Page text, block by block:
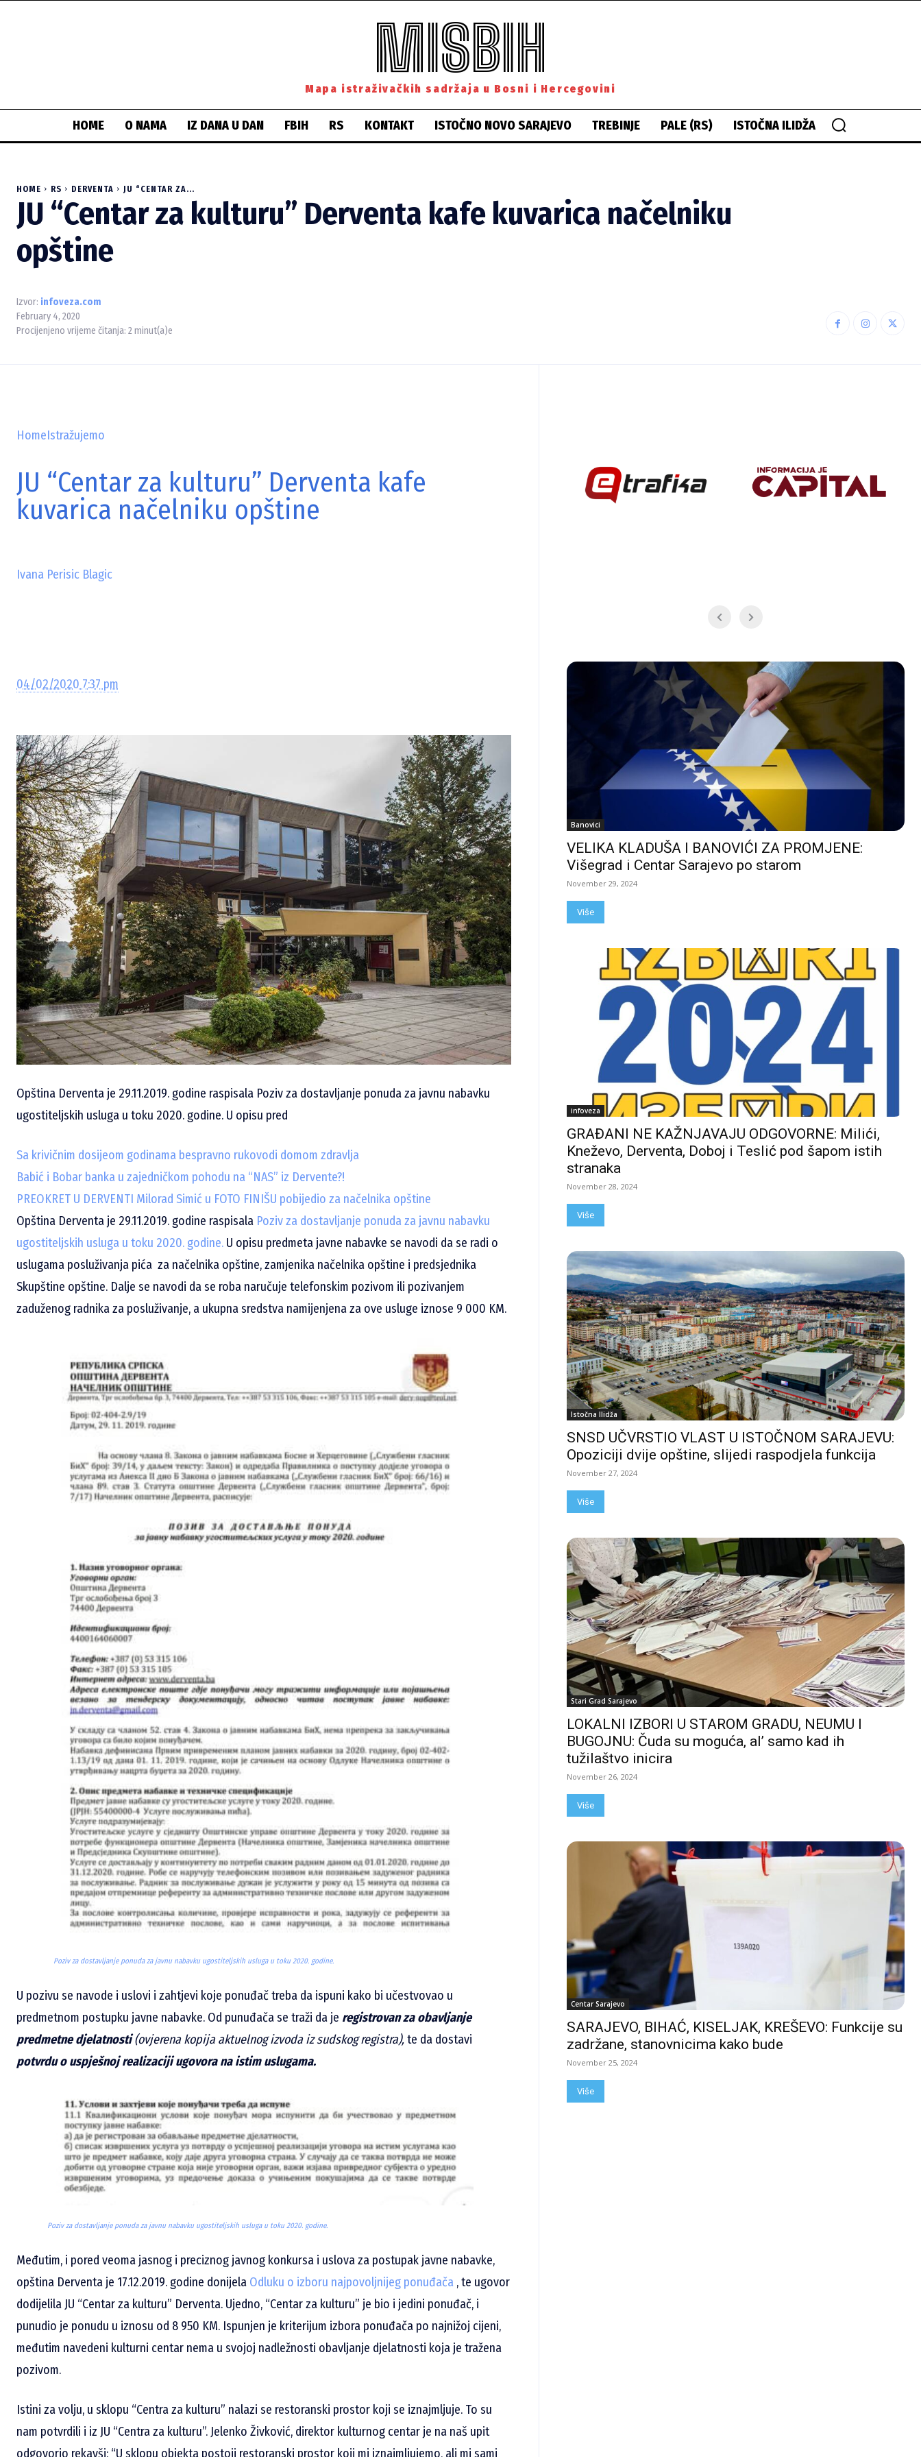
MISBIH
Mapa istraživačkih sadržaja u Bosni i Hercegovini
HOME O NAMA IZ DANA U DAN FBIH RS KONTAKT ISTOČNO NOVO SARAJEVO TREBINJE PALE (RS) ISTOČNA ILIDŽA
HOME RS DERVENTA JU “CENTAR ZA...
JU “Centar za kulturu” Derventa kafe kuvarica načelniku
opštine
Izvor: infoveza.com
February 4, 2020
Procijenjeno vrijeme čitanja: 2 minut(a)e
HomeIstražujemo
JU “Centar za kulturu” Derventa kafe
kuvarica načelniku opštine
Ivana Perisic Blagic
04/02/2020 7:37 pm
Opština Derventa je 29.11.2019. godine raspisala Poziv za dostavljanje ponuda za javnu nabavku
ugostiteljskih usluga u toku 2020. godine. U opisu pred
Sa krivičnim dosijeom godinama bespravno rukovodi domom zdravlja
Babić i Bobar banka u zajedničkom pohodu na “NAS” iz Dervente?!
PREOKRET U DERVENTI Milorad Simić u FOTO FINIŠU pobijedio za načelnika opštine
Opština Derventa je 29.11.2019. godine raspisala Poziv za dostavljanje ponuda za javnu nabavku
ugostiteljskih usluga u toku 2020. godine. U opisu predmeta javne nabavke se navodi da se radi o
uslugama posluživanja pića za načelnika opštine, zamjenika načelnika opštine i predsjednika
Skupštine opštine. Dalje se navodi da se roba naručuje telefonskim pozivom ili pozivanjem
zaduženog radnika za posluživanje, a ukupna sredstva namijenjena za ove usluge iznose 9 000 KM.
Poziv za dostavljanje ponuda za javnu nabavku ugostiteljskih usluga u toku 2020. godine.
U pozivu se navode i uslovi i zahtjevi koje ponuđač treba da ispuni kako bi učestvovao u
predmetnom postupku javne nabavke. Od punuđača se traži da je registrovan za obavljanje
predmetne djelatnosti(ovjerena kopija aktuelnog izvoda iz sudskog registra),te da dostavi
potvrdu o uspješnoj realizaciji ugovora na istim uslugama.
Poziv za dostavljanje ponuda za javnu nabavku ugostiteljskih usluga u toku 2020. godine.
Međutim, i pored veoma jasnog i preciznog javnog konkursa i uslova za postupak javne nabavke,
opština Derventa je 17.12.2019. godine donijela Odluku o izboru najpovoljnijeg ponuđača , te ugovor
dodijelila JU “Centar za kulturu” Derventa. Ujedno, “Centar za kulturu” je bio i jedini ponuđač, i
punudio je ponudu u iznosu od 8 950 KM. Ispunjen je kriterijum izbora ponuđača po najnižoj cijeni,
međutim navedeni kulturni centar nema u svojoj nadležnosti obavljanje djelatnosti koja je tražena
pozivom.
Istini za volju, u sklopu “Centra za kulturu” nalazi se restoranski prostor koji se iznajmljuje. To su
nam potvrdili i iz JU “Centra za kulturu”. Jelenko Živković, direktor kulturnog centar je na naš upit
odgovorio rekavši: “U sklopu objekta postoji restoranski prostor koji mi iznajmljujemo, ali mi sami
Banovici
VELIKA KLADUŠA I BANOVIĆI ZA PROMJENE:
Višegrad i Centar Sarajevo po starom
November 29, 2024
Više
infoveza
GRAĐANI NE KAŽNJAVAJU ODGOVORNE: Milići,
Kneževo, Derventa, Doboj i Teslić pod šapom istih
stranaka
November 28, 2024
Više
Istočna Ilidža
SNSD UČVRSTIO VLAST U ISTOČNOM SARAJEVU:
Opoziciji dvije opštine, slijedi raspodjela funkcija
November 27, 2024
Više
Stari Grad Sarajevo
LOKALNI IZBORI U STAROM GRADU, NEUMU I
BUGOJNU: Čuda su moguća, al’ samo kad ih
tužilaštvo inicira
November 26, 2024
Više
Centar Sarajevo
SARAJEVO, BIHAĆ, KISELJAK, KREŠEVO: Funkcije su
zadržane, stanovnicima kako bude
November 25, 2024
Više